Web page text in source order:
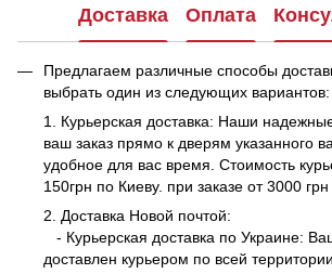
Доставка Оплата
Предлагаем различные способы
выбрать один из следующих вариантов:
1. Курьерская доставка: Наши
ваш заказ прямо к дверям указанного
удобное для вас время. Стоимость
150грн по Киеву. при заказе от 3000
2. Доставка Новой почтой:
- Курьерская доставка по Украине:
доставлен курьером по всей